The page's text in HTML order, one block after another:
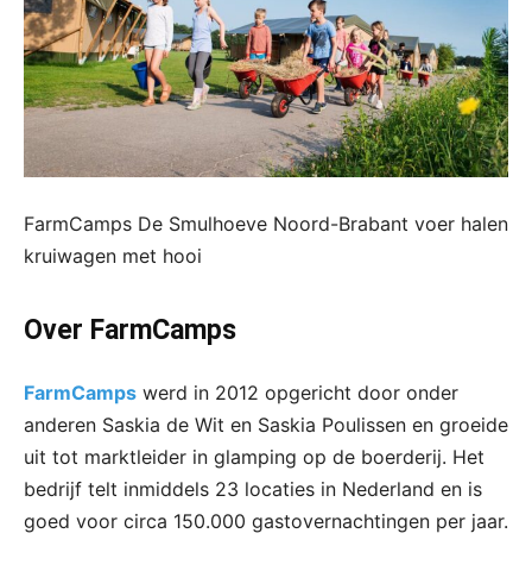
FarmCamps De Smulhoeve Noord-Brabant voer halen
kruiwagen met hooi
Over FarmCamps
FarmCamps werd in 2012 opgericht door onder
anderen Saskia de Wit en Saskia Poulissen en groeide
uit tot marktleider in glamping op de boerderij. Het
bedrijf telt inmiddels 23 locaties in Nederland en is
goed voor circa 150.000 gastovernachtingen per jaar.